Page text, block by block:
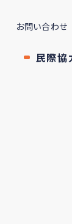
お問い合わせ
民際協